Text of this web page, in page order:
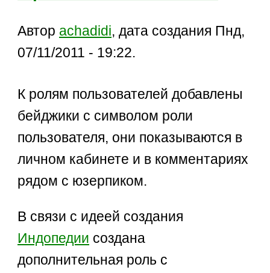
Автор achadidi, дата создания Пнд,
07/11/2011 - 19:22.
К ролям пользователей добавлены
бейджики с символом роли
пользователя, они показываются в
личном кабинете и в комментариях
рядом с юзерпиком.
В связи с идеей создания
Индопедии создана
дополнительная роль с